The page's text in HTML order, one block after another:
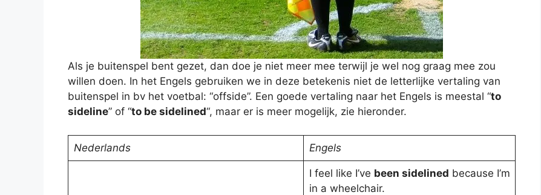
Als je buitenspel bent gezet, dan doe je niet meer mee terwijl je wel nog graag mee zou
willen doen. In het Engels gebruiken we in deze betekenis niet de letterlijke vertaling van
buitenspel in bv het voetbal: “offside”. Een goede vertaling naar het Engels is meestal “to
sideline” of “to be sidelined“, maar er is meer mogelijk, zie hieronder.
Nederlands Engels
I feel like I’ve been sidelined because I’m
in a wheelchair.